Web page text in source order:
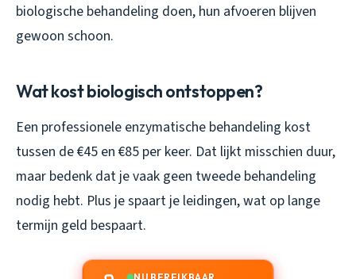
biologische behandeling doen, hun afvoeren blijven
gewoon schoon.
Wat kost biologisch ontstoppen?
Een professionele enzymatische behandeling kost
tussen de €45 en €85 per keer. Dat lijkt misschien duur,
maar bedenk dat je vaak geen tweede behandeling
nodig hebt. Plus je spaart je leidingen, wat op lange
termijn geld bespaart.